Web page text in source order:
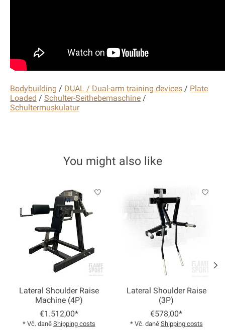
Bodybuilding / DUAL / Dual-arm training devices / Plate
Loaded / Schulter-Seithebemaschine /
Schultermuskulatur
You might also like
Product carousel items
Lateral Shoulder Raise
Machine (4P)
€1.512,00*
* Vč. daně Shipping costs
Lateral Shoulder Raise
(3P)
€578,00*
* Vč. daně Shipping costs